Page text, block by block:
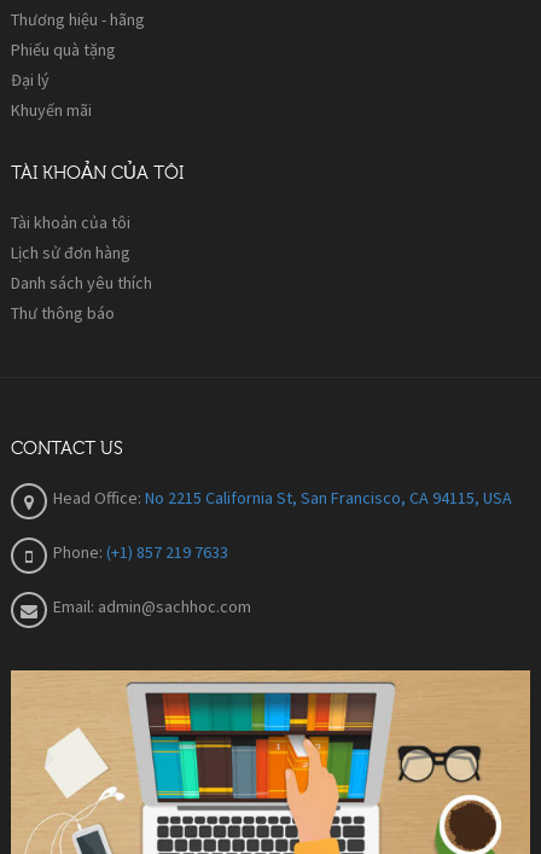
Thương hiệu - hãng
Phiếu quà tặng
Đại lý
Khuyến mãi
TÀI KHOẢN CỦA TÔI
Tài khoản của tôi
Lịch sử đơn hàng
Danh sách yêu thích
Thư thông báo
CONTACT US
Head Office: No 2215 California St, San Francisco, CA 94115, USA
Phone: (+1) 857 219 7633
Email: admin@sachhoc.com